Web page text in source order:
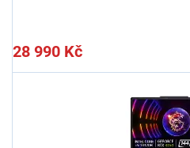
28 990 Kč